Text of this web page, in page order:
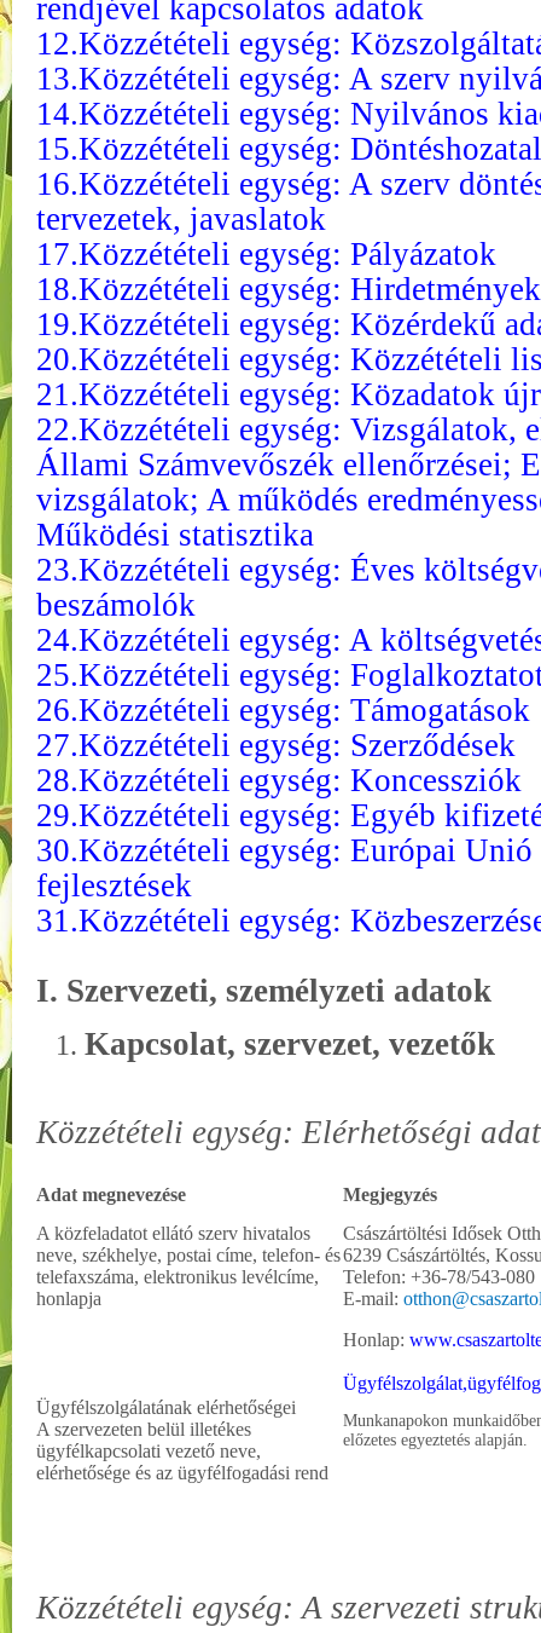
rendjével kapcsolatos adatok
12.Közzétételi egység:
13.Közzétételi egység: A szerv
14.Közzétételi egység: Nyilvános
15.Közzétételi egység:
16.Közzétételi egység: A szerv
tervezetek, javaslatok
17.Közzétételi egység: Pályázatok
18.Közzétételi egység: Hirdetmények
19.Közzétételi egység: Közérdekű
20.Közzétételi egység: Közzétételi
21.Közzétételi egység: Közadatok
22.Közzétételi egység: Vizsgálatok,
Állami Számvevőszék ellenőrzései;
vizsgálatok; A működés
Működési statisztika
23.Közzétételi egység: Éves
beszámolók
24.Közzétételi egység: A
25.Közzétételi egység:
26.Közzétételi egység: Támogatások
27.Közzétételi egység: Szerződések
28.Közzétételi egység: Koncessziók
29.Közzétételi egység: Egyéb
30.Közzétételi egység: Európai
fejlesztések
31.Közzétételi egység:
I. Szervezeti, személyzeti adatok
Kapcsolat, szervezet, vezetők
Közzétételi egység: Elérhetőségi
Adat megnevezése
Megjegyzés
A közfeladatot ellátó szerv hivatalos
neve, székhelye, postai címe, telefon- és
telefaxszáma, elektronikus levélcíme,
honlapja
Ügyfélszolgálatának elérhetőségei
A szervezeten belül illetékes
ügyfélkapcsolati vezető neve,
elérhetősége és az ügyfélfogadási rend
Császártöltési Idősek
6239 Császártöltés,
Telefon: +36-78/543-080
E-mail:
Honlap:
Munkanapokon
előzetes egyeztetés alapján.
Közzétételi egység: A szervezeti